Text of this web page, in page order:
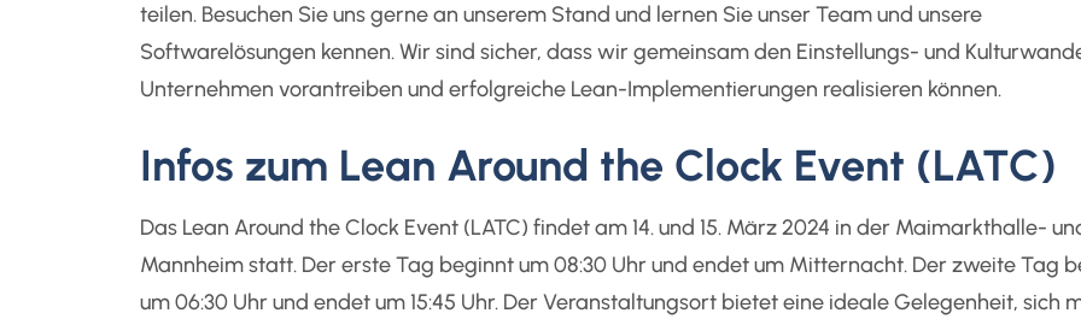
teilen. Besuchen Sie uns gerne an unserem Stand und lernen Sie unser Team und unsere
Softwarelösungen kennen. Wir sind sicher, dass wir gemeinsam den Einstellungs- und
Unternehmen vorantreiben und erfolgreiche Lean-Implementierungen realisieren können.
Infos zum Lean Around the Clock Event (LATC)
Das Lean Around the Clock Event (LATC) findet am 14. und 15. März 2024 in der Maimarkthalle-
Mannheim statt. Der erste Tag beginnt um 08:30 Uhr und endet um Mitternacht. Der zweite Tag
um 06:30 Uhr und endet um 15:45 Uhr. Der Veranstaltungsort bietet eine ideale Gelegenheit, sich